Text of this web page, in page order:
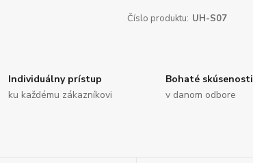
Číslo produktu: UH-S07
Individuálny prístup
ku každému zákazníkovi
Bohaté skúsenosti
v danom odbore